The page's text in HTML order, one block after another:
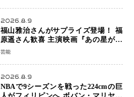
2026.8.9
福山雅治さんがサプライズ登場！ 福
原遥さん歓喜 主演映画『あの星が降
る丘で、君とまた出会いたい。』舞台
芸能
2026.8.9
NBAで9シーズンを戦った224cmの巨